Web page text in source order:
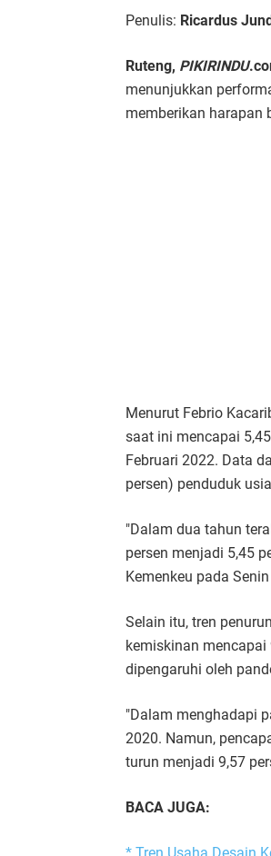
Penulis: Ricardus
Ruteng, PIKIRINDU
menunjukkan
memberikan harapan
Menurut Febrio
saat ini mencapai
Februari 2022. Data
persen) penduduk
"Dalam dua tahun
persen menjadi 5,45
Kemenkeu pada
Selain itu, tren
kemiskinan
dipengaruhi oleh
"Dalam menghadapi
2020. Namun,
turun menjadi 9,57
BACA JUGA:
* Tren Usaha Desain